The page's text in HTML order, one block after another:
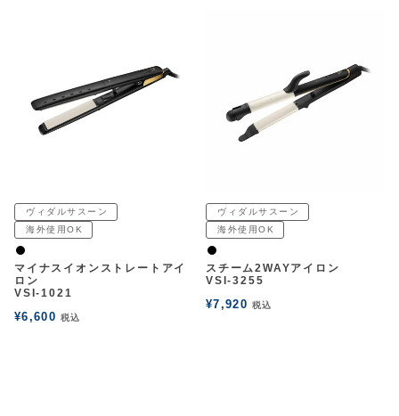
ヴィダルサスーン
海外使用OK
黒
マイナスイオンストレートアイ
ロン
VSI-1021
¥6,600 税込
ヴィダルサスーン
海外使用OK
黒
スチーム2WAYアイロン
VSI-3255
¥7,920 税込